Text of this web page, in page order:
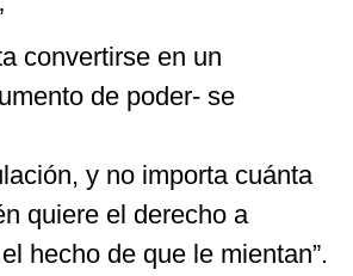
convertirse en un
de poder- se
y no importa cuánta
quiere el derecho a
hecho de que le mientan”.